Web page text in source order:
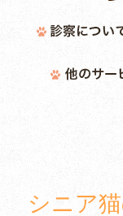
シニア